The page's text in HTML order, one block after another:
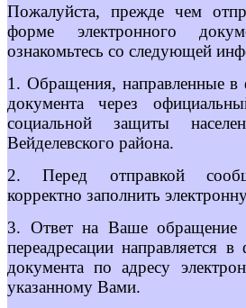
Пожалуйста, прежде чем
форме электронного
ознакомьтесь со следующей
1. Обращения, направленные в
документа через
социальной защиты
Вейделевского района.
2. Перед отправкой
корректно заполнить
3. Ответ на Ваше обращение
переадресации направляется
документа по адресу
указанному Вами.